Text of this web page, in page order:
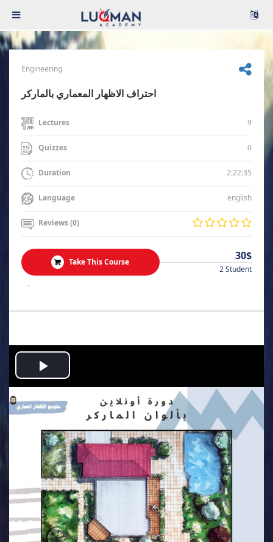
Engineering
احتراف الاظهار المعماري بالماركر
Lectures 9
Quizzes 0
Duration 2:22:35
Language english
Reviews (0)
Take This Course 30$
2 Student
.
Play
Video